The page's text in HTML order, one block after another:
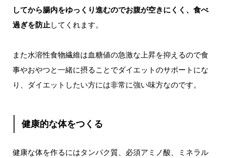
してから腸内をゆっくり進むのでお腹が空きにくく、食べ
過ぎを防止 してくれます。
また水溶性食物繊維は血糖値の急激な上昇を抑えるので食
事やおやつと一緒に摂ることでダイエットのサポートにな
り、ダイエットしたい方には非常に強い味方なのです。
健康的な体をつくる
健康な体を作るにはタンパク質、必須アミノ酸、ミネラル